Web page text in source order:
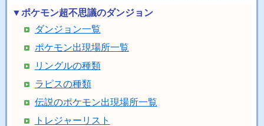
▼ポケモン超不思議のダンジョン
ダンジョン一覧
ポケモン出現場所一覧
リングルの種類
ラピスの種類
伝説のポケモン出現場所一覧
トレジャーリスト